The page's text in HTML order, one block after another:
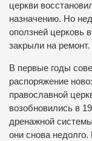
церкви
назначению. Но
оползней церковь
закрыли на ремонт.
В первые годы
распоряжение
православной
возобновились в
дренажной
они снова